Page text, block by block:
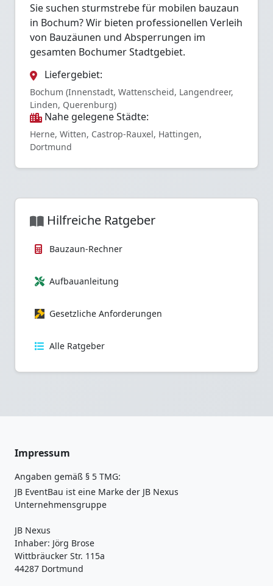
Sie suchen sturmstrebe für mobilen bauzaun
in Bochum? Wir bieten professionellen Verleih
von Bauzäunen und Absperrungen im
gesamten Bochumer Stadtgebiet.
Liefergebiet:
Bochum (Innenstadt, Wattenscheid, Langendreer,
Linden, Querenburg)
Nahe gelegene Städte:
Herne, Witten, Castrop-Rauxel, Hattingen,
Dortmund
Hilfreiche Ratgeber
Bauzaun-Rechner
Aufbauanleitung
Gesetzliche Anforderungen
Alle Ratgeber
Impressum
Angaben gemäß § 5 TMG:
JB EventBau ist eine Marke der JB Nexus
Unternehmensgruppe
JB Nexus
Inhaber: Jörg Brose
Wittbräucker Str. 115a
44287 Dortmund